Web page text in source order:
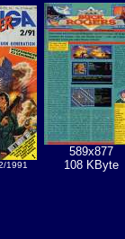
1991
589x877
108 KByte